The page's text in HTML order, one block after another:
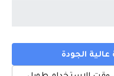
الجودة